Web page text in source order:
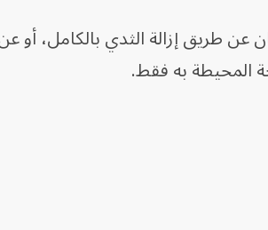
عن طريق إزالة الثدي بالكامل، أو
المحيطة به فقط.